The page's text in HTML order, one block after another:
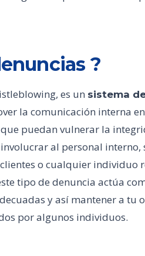
?
es un sistema
la comunicación interna
puedan vulnerar la
al personal interno,
o cualquier individuo
tipo de denuncia actúa
y así mantener a tu
por algunos individuos.